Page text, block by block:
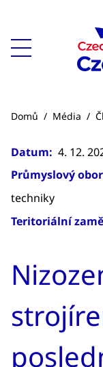
Domů / Média /
Datum: 4. 12.
Průmyslový
techniky
Teritoriální